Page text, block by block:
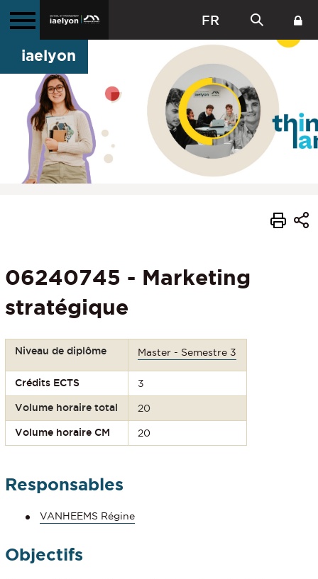
FR
iaelyon
06240745 - Marketing
stratégique
Niveau de diplôme Master - Semestre 3
Crédits ECTS 3
Volume horaire total 20
Volume horaire CM 20
Responsables
VANHEEMS Régine
Objectifs